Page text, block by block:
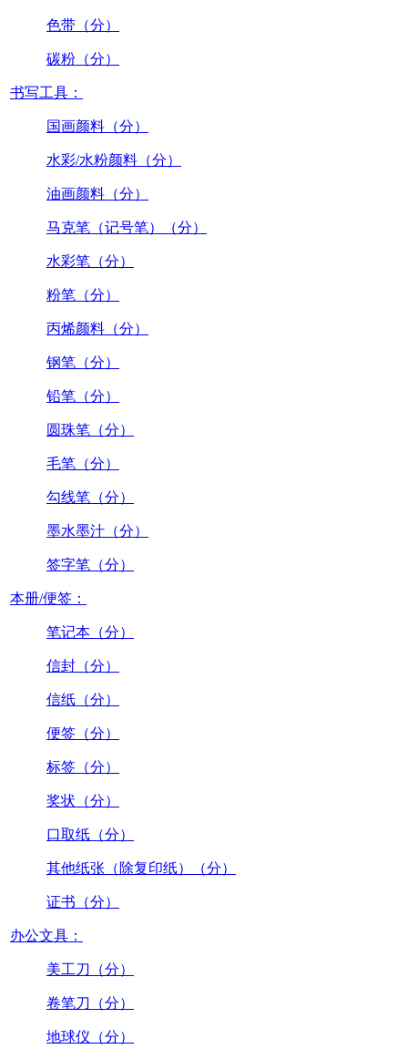
色带（分）
碳粉（分）
书写工具：
国画颜料（分）
水彩/水粉颜料（分）
油画颜料（分）
马克笔（记号笔）（分）
水彩笔（分）
粉笔（分）
丙烯颜料（分）
钢笔（分）
铅笔（分）
圆珠笔（分）
毛笔（分）
勾线笔（分）
墨水墨汁（分）
签字笔（分）
本册/便签：
笔记本（分）
信封（分）
信纸（分）
便签（分）
标签（分）
奖状（分）
口取纸（分）
其他纸张（除复印纸）（分）
证书（分）
办公文具：
美工刀（分）
卷笔刀（分）
地球仪（分）